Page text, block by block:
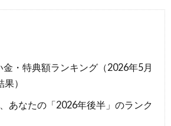
金・特典額ランキング（2026年5月
）
あなたの「2026年後半」のランク